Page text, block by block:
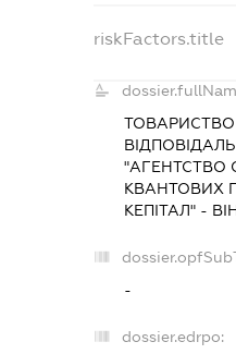
riskFactors.title
"АГЕНТСТВО
КВАНТОВИХ
КЕПІТАЛ" -
-
dossier.edrpo: